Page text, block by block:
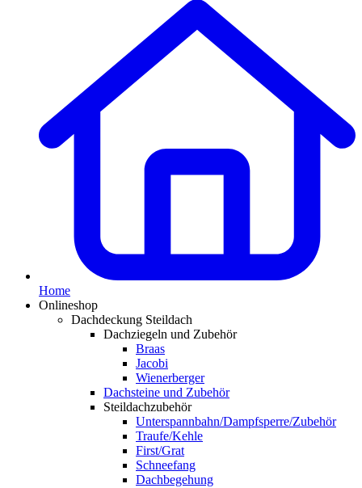
Home
Onlineshop
Dachdeckung Steildach
Dachziegeln und Zubehör
Braas
Jacobi
Wienerberger
Dachsteine und Zubehör
Steildachzubehör
Unterspannbahn/Dampfsperre/Zubehör
Traufe/Kehle
First/Grat
Schneefang
Dachbegehung